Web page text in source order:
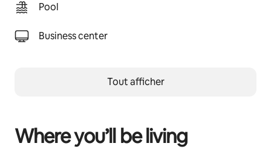
Pool
Business center
Tout afficher
Where you’ll be living